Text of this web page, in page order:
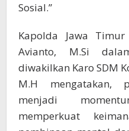
Sosial.”
Kapolda Jawa
Avianto, M.Si
diwakilkan Karo SDM
M.H mengatakan,
menjadi
memperkuat